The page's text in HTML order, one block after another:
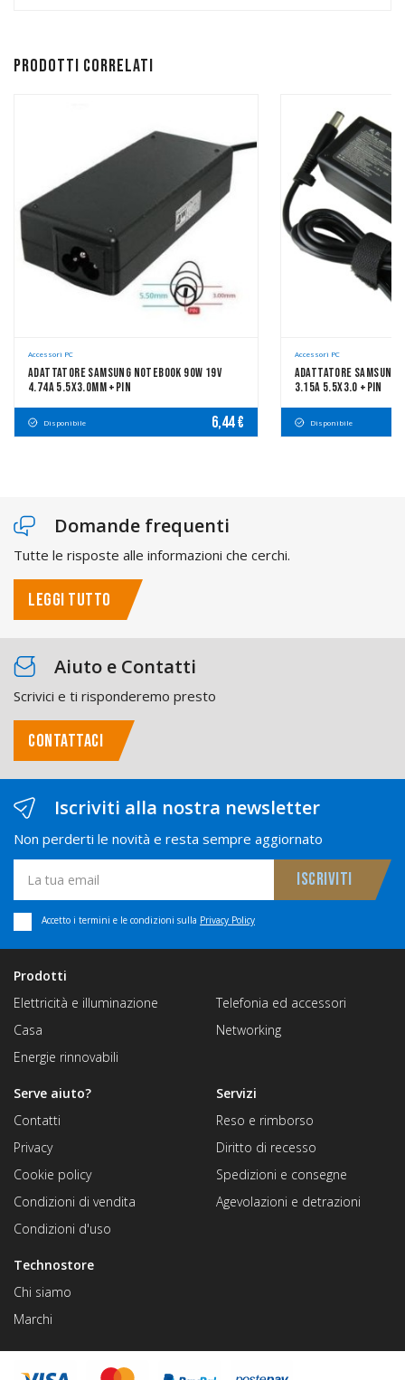
Prodotti correlati
Accessori PC
Adattatore Samsung Notebook 90W 19V
4.74A 5.5x3.0mm +pin
Disponibile 6,44 €
Accessori PC
Adattatore Samsung
3.15A 5.5x3.0 +pin
Disponibile
Domande frequenti
Tutte le risposte alle informazioni che cerchi.
LEGGI TUTTO
Aiuto e Contatti
Scrivici e ti risponderemo presto
CONTATTACI
Iscriviti alla nostra newsletter
Non perderti le novità e resta sempre aggiornato
Accetto i termini e le condizioni sulla Privacy Policy
Prodotti
Elettricità e illuminazione
Casa
Energie rinnovabili
Telefonia ed accessori
Networking
Technostore
Chi siamo
Marchi
Servizi
Reso e rimborso
Diritto di recesso
Spedizioni e consegne
Agevolazioni e detrazioni
Serve aiuto?
Contatti
Privacy
Cookie policy
Condizioni di vendita
Condizioni d'uso